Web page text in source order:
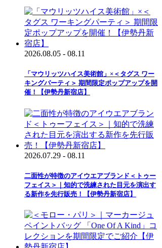
2026.08.05 - 08.11
「マウリッツハイス美術館」×＜タグス ワー
キングパーティ＞ 期間限定ポップアップを開
催！【伊勢丹新宿店】
2026.07.29 - 08.11
二面性が特徴のアイウエアブランド＜トゥー
フェイス＞｜知的で洗練された目元を演出す
る新作を先行販売！【伊勢丹新宿店】